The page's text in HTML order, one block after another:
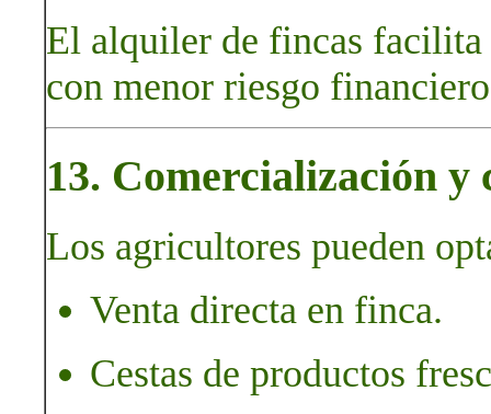
El alquiler de fincas
con menor riesgo
13. Comercialización y
Los agricultores pueden
Venta directa en finca.
Cestas de productos